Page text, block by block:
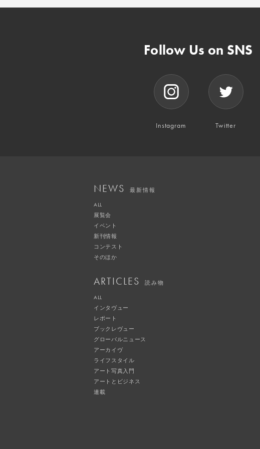
Follow Us on SNS
Instagram Twitter
NEWS 最新情報
ALL
展覧会
イベント
新刊情報
コンテスト
そのほか
ARTICLES 読み物
ALL
インタヴュー
レポート
ブックレヴュー
グローバルニュース
アーカイヴ
ライフスタイル
アート写真入門
アートとビジネス
連載